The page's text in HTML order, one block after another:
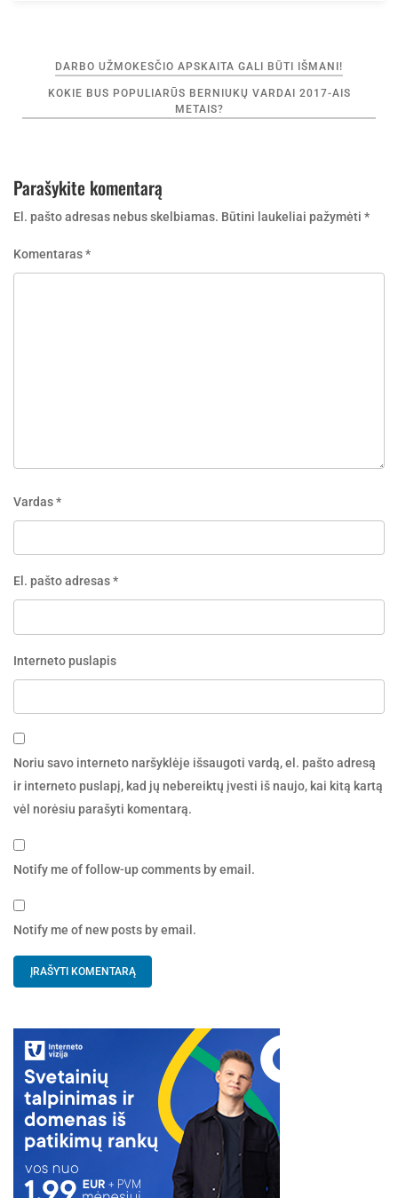
Navigacija
įrašų
DARBO UŽMOKESČIO APSKAITA GALI BŪTI IŠMANI!
KOKIE BUS POPULIARŪS BERNIUKŲ VARDAI 2017-AIS
METAIS?
Parašykite komentarą
El. pašto adresas nebus skelbiamas. Būtini laukeliai pažymėti *
Komentaras*
Vardas*
El. pašto adresas*
Interneto puslapis
Noriu savo interneto naršyklėje išsaugoti vardą, el. pašto adresą
ir interneto puslapį, kad jų nebereiktų įvesti iš naujo, kai kitą kartą
vėl norėsiu parašyti komentarą.
Notify me of follow-up comments by email.
Notify me of new posts by email.